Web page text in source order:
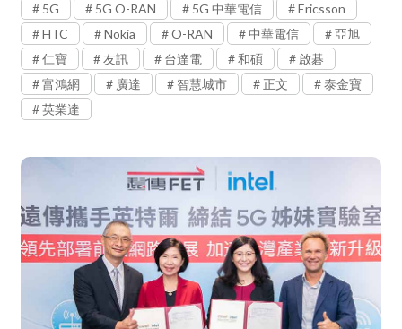
5G 5G O-RAN 5G 中華電信
Ericsson
HTC
Nokia O-RAN 中華電信
亞旭
仁寶
友訊 台達電 和碩
啟碁
富鴻網
廣達 智慧城市 正文
泰金寶
英業達